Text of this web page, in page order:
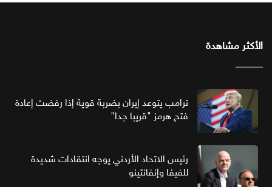
الأكثر مشاهدة
ترامب يتوعد إيران بضربة قوية إذا رفضت إعادة
فتح هرمز "قريبا جدا"
رئيس الاتحاد الأردني يوجه انتقادات شديدة
للفيفا وإنفانتينو